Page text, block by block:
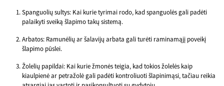
Spanguolių sultys: Kai kurie tyrimai rodo, kad spanguolės gali padėti
palaikyti sveiką šlapimo takų sistemą.
Arbatos: Ramunėlių ar šalavijų arbata gali turėti raminamąjį poveikį
šlapimo pūslei.
Žolelių papildai: Kai kurie žmonės teigia, kad tokios žolelės kaip
kiaulpienė ar petražolė gali padėti kontroliuoti šlapinimąsi, tačiau reikia